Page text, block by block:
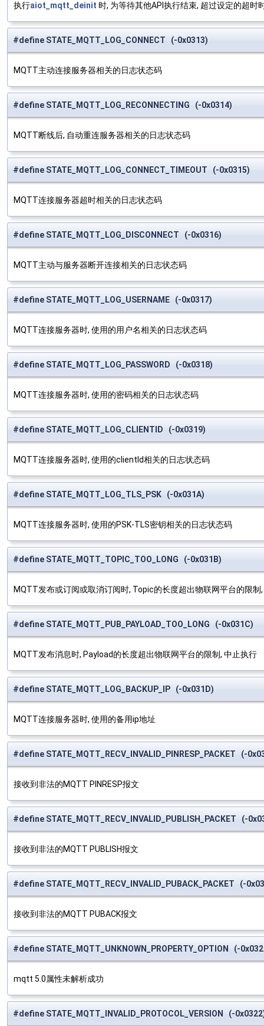
执行aiot_mqtt_deinit 时, 为等待其他API执行结束, 超过设定的超时
#define STATE_MQTT_LOG_CONNECT (-0x0313)
MQTT主动连接服务器相关的日志状态码
#define STATE_MQTT_LOG_RECONNECTING (-0x0314)
MQTT断线后, 自动重连服务器相关的日志状态码
#define STATE_MQTT_LOG_CONNECT_TIMEOUT (-0x0315)
MQTT连接服务器超时相关的日志状态码
#define STATE_MQTT_LOG_DISCONNECT (-0x0316)
MQTT主动与服务器断开连接相关的日志状态码
#define STATE_MQTT_LOG_USERNAME (-0x0317)
MQTT连接服务器时, 使用的用户名相关的日志状态码
#define STATE_MQTT_LOG_PASSWORD (-0x0318)
MQTT连接服务器时, 使用的密码相关的日志状态码
#define STATE_MQTT_LOG_CLIENTID (-0x0319)
MQTT连接服务器时, 使用的clientId相关的日志状态码
#define STATE_MQTT_LOG_TLS_PSK (-0x031A)
MQTT连接服务器时, 使用的PSK-TLS密钥相关的日志状态码
#define STATE_MQTT_TOPIC_TOO_LONG (-0x031B)
MQTT发布或订阅或取消订阅时, Topic的长度超出物联网平台的限制
#define STATE_MQTT_PUB_PAYLOAD_TOO_LONG (-0x031C)
MQTT发布消息时, Payload的长度超出物联网平台的限制, 中止执行
#define STATE_MQTT_LOG_BACKUP_IP (-0x031D)
MQTT连接服务器时, 使用的备用ip地址
#define STATE_MQTT_RECV_INVALID_PINRESP_PACKET (-
接收到非法的MQTT PINRESP报文
#define STATE_MQTT_RECV_INVALID_PUBLISH_PACKET (-
接收到非法的MQTT PUBLISH报文
#define STATE_MQTT_RECV_INVALID_PUBACK_PACKET (-
接收到非法的MQTT PUBACK报文
#define STATE_MQTT_UNKNOWN_PROPERTY_OPTION (-
mqtt 5.0属性未解析成功
#define STATE_MQTT_INVALID_PROTOCOL_VERSION (-